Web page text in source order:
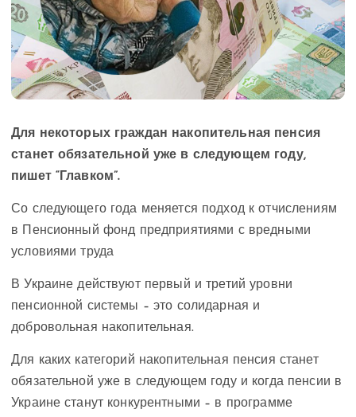
Для некоторых граждан накопительная пенсия
станет обязательной уже в следующем году,
пишет “Главком”.
Со следующего года меняется подход к отчислениям
в Пенсионный фонд предприятиями с вредными
условиями труда
В Украине действуют первый и третий уровни
пенсионной системы – это солидарная и
добровольная накопительная.
Для каких категорий накопительная пенсия станет
обязательной уже в следующем году и когда пенсии в
Украине станут конкурентными – в программе